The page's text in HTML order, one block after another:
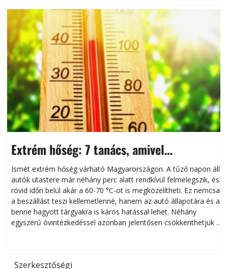
Extrém hőség: 7 tanács, amivel
megóvhatjuk autónkat a nyári károktól
Ismét extrém hőség várható Magyarországon. A tűző napon álló
autók utastere már néhány perc alatt rendkívül felmelegszik, és
rövid időn belül akár a 60-70 °C-ot is megközelítheti. Ez nemcsak
a beszállást teszi kellemetlenné, hanem az autó állapotára és a
benne hagyott tárgyakra is káros hatással lehet. Néhány
egyszerű óvintézkedéssel azonban jelentősen csökkenthetjük a
Szerkesztőségi